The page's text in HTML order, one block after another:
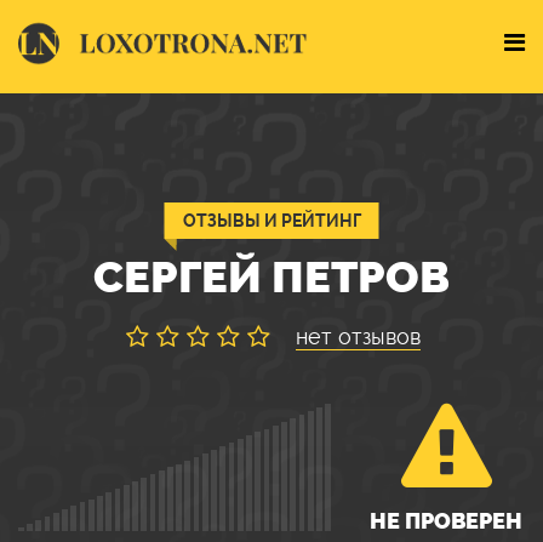
СЕРГЕЙ ПЕТРОВ
ОТЗЫВЫ И РЕЙТИНГ
нет отзывов
НЕ ПРОВЕРЕН